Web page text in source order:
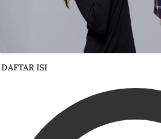
DAFTAR ISI